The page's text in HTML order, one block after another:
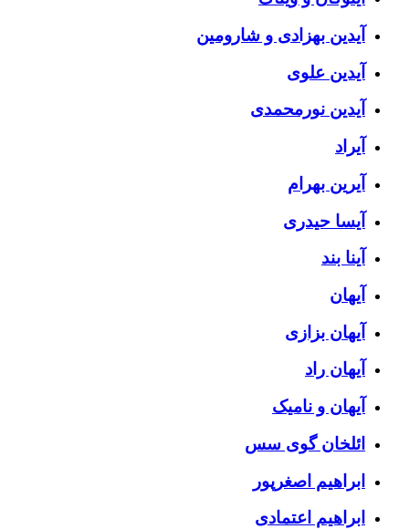
آیدین بهزادی و شارومین
آیدین علوی
آیدین نورمحمدی
آیراد
آیرین بهرام
آیسا حیدری
آینا بند
آیهان
آیهان بزازی
آیهان راد
آیهان و نامیک
ائلخان گوی سس
ابراهیم اصغرپور
ابراهیم اعتمادی